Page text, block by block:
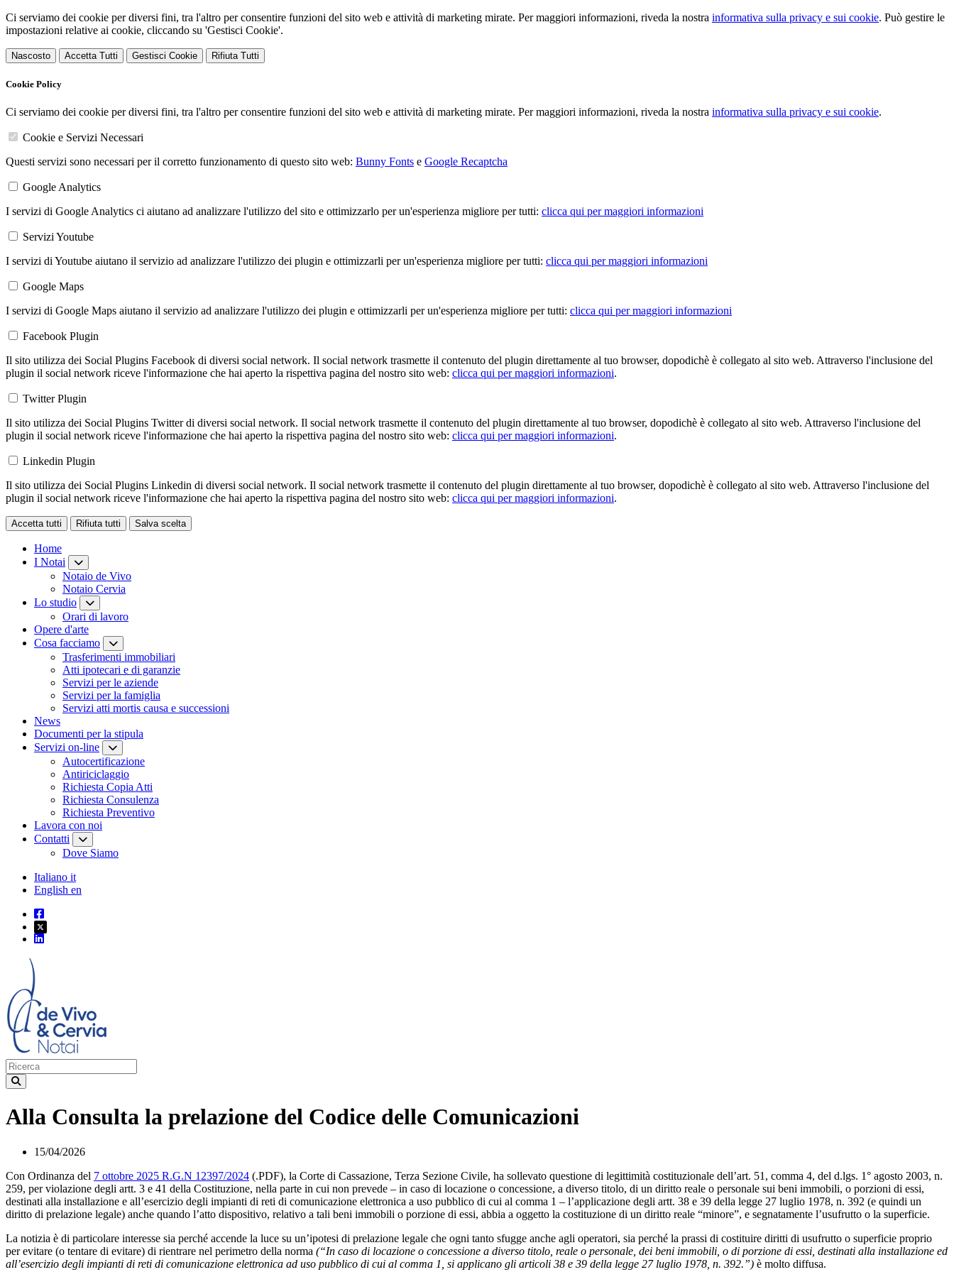
Ci serviamo dei cookie per diversi fini, tra l'altro per consentire funzioni del sito web e attività di marketing mirate. Per maggiori informazioni, riveda la nostra informativa sulla privacy e sui cookie. Può gestire le
impostazioni relative ai cookie, cliccando su 'Gestisci Cookie'.
Nascosto Accetta Tutti Gestisci Cookie Rifiuta Tutti
Cookie Policy
Ci serviamo dei cookie per diversi fini, tra l'altro per consentire funzioni del sito web e attività di marketing mirate. Per maggiori informazioni, riveda la nostra informativa sulla privacy e sui cookie.
Cookie e Servizi Necessari
Questi servizi sono necessari per il corretto funzionamento di questo sito web: Bunny Fonts e Google Recaptcha
Google Analytics
I servizi di Google Analytics ci aiutano ad analizzare l'utilizzo del sito e ottimizzarlo per un'esperienza migliore per tutti: clicca qui per maggiori informazioni
Servizi Youtube
I servizi di Youtube aiutano il servizio ad analizzare l'utilizzo dei plugin e ottimizzarli per un'esperienza migliore per tutti: clicca qui per maggiori informazioni
Google Maps
I servizi di Google Maps aiutano il servizio ad analizzare l'utilizzo dei plugin e ottimizzarli per un'esperienza migliore per tutti: clicca qui per maggiori informazioni
Facebook Plugin
Il sito utilizza dei Social Plugins Facebook di diversi social network. Il social network trasmette il contenuto del plugin direttamente al tuo browser, dopodichè è collegato al sito web. Attraverso l'inclusione del
plugin il social network riceve l'informazione che hai aperto la rispettiva pagina del nostro sito web: clicca qui per maggiori informazioni.
Twitter Plugin
Il sito utilizza dei Social Plugins Twitter di diversi social network. Il social network trasmette il contenuto del plugin direttamente al tuo browser, dopodichè è collegato al sito web. Attraverso l'inclusione del
plugin il social network riceve l'informazione che hai aperto la rispettiva pagina del nostro sito web: clicca qui per maggiori informazioni.
Linkedin Plugin
Il sito utilizza dei Social Plugins Linkedin di diversi social network. Il social network trasmette il contenuto del plugin direttamente al tuo browser, dopodichè è collegato al sito web. Attraverso l'inclusione del
plugin il social network riceve l'informazione che hai aperto la rispettiva pagina del nostro sito web: clicca qui per maggiori informazioni.
Accetta tutti Rifiuta tutti Salva scelta
Home
I Notai
Notaio de Vivo
Notaio Cervia
Lo studio
Orari di lavoro
Opere d'arte
Cosa facciamo
Trasferimenti immobiliari
Atti ipotecari e di garanzie
Servizi per le aziende
Servizi per la famiglia
Servizi atti mortis causa e successioni
News
Documenti per la stipula
Servizi on-line
Autocertificazione
Antiriciclaggio
Richiesta Copia Atti
Richiesta Consulenza
Richiesta Preventivo
Lavora con noi
Contatti
Dove Siamo
Italiano it
English en
Alla Consulta la prelazione del Codice delle Comunicazioni
15/04/2026
Con Ordinanza del 7 ottobre 2025 R.G.N 12397/2024 (.PDF), la Corte di Cassazione, Terza Sezione Civile, ha sollevato questione di legittimità costituzionale dell’art. 51, comma 4, del d.lgs. 1° agosto 2003, n.
259, per violazione degli artt. 3 e 41 della Costituzione, nella parte in cui non prevede – in caso di locazione o concessione, a diverso titolo, di un diritto reale o personale sui beni immobili, o porzioni di essi,
destinati alla installazione e all’esercizio degli impianti di reti di comunicazione elettronica a uso pubblico di cui al comma 1 – l’applicazione degli artt. 38 e 39 della legge 27 luglio 1978, n. 392 (e quindi un
diritto di prelazione legale) anche quando l’atto dispositivo, relativo a tali beni immobili o porzione di essi, abbia a oggetto la costituzione di un diritto reale “minore”, e segnatamente l’usufrutto o la superficie.
La notizia è di particolare interesse sia perché accende la luce su un’ipotesi di prelazione legale che ogni tanto sfugge anche agli operatori, sia perché la prassi di costituire diritti di usufrutto o superficie proprio
per evitare (o tentare di evitare) di rientrare nel perimetro della norma (“In caso di locazione o concessione a diverso titolo, reale o personale, dei beni immobili, o di porzione di essi, destinati alla installazione ed
all’esercizio degli impianti di reti di comunicazione elettronica ad uso pubblico di cui al comma 1, si applicano gli articoli 38 e 39 della legge 27 luglio 1978, n. 392.”) è molto diffusa.